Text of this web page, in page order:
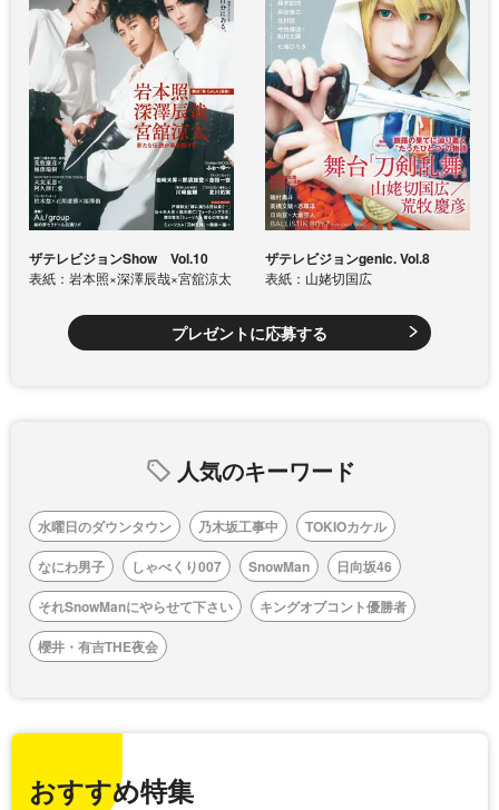
ザテレビジョンShow Vol.10
表紙：岩本照×深澤辰哉×宮舘涼太
ザテレビジョンgenic. Vol.8
表紙：山姥切国広
プレゼントに応募する
人気のキーワード
水曜日のダウンタウン 乃木坂工事中
TOKIOカケル
なにわ男子
しゃべくり007 SnowMan
日向坂46
それSnowManにやらせて下さい
キングオブコント優勝者
櫻井・有吉THE夜会
おすすめ特集